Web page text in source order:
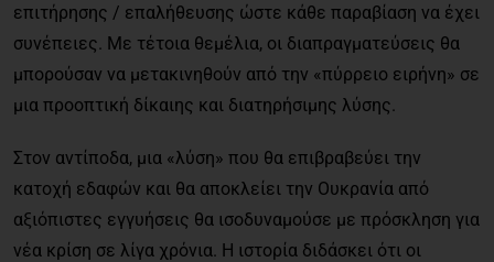
επιτήρησης / επαλήθευσης ώστε κάθε παραβίαση να έχει
συνέπειες. Με τέτοια θεμέλια, οι διαπραγματεύσεις θα
μπορούσαν να μετακινηθούν από την «πύρρειο ειρήνη» σε
μια προοπτική δίκαιης και διατηρήσιμης λύσης.
Στον αντίποδα, μια «λύση» που θα επιβραβεύει την
κατοχή εδαφών και θα αποκλείει την Ουκρανία από
αξιόπιστες εγγυήσεις θα ισοδυναμούσε με πρόσκληση για
νέα κρίση σε λίγα χρόνια. Η ιστορία διδάσκει ότι οι